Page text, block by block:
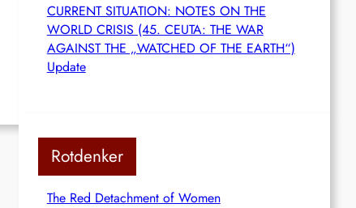
CURRENT SITUATION: NOTES ON THE
WORLD CRISIS (45. CEUTA: THE WAR
AGAINST THE „WATCHED OF THE EARTH“)
Update
Rotdenker
The Red Detachment of Women